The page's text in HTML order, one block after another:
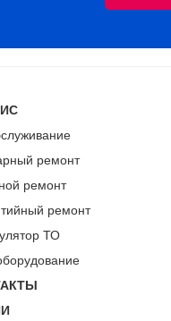
ремонт
ремонт
ремонт
ТО